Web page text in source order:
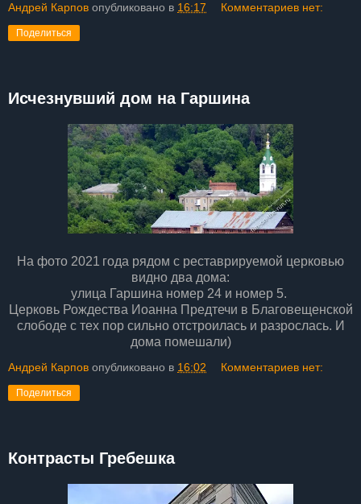
Андрей Карпов опубликовано в 16:17 Комментариев нет:
Поделиться
Исчезнувший дом на Гаршина
На фото 2021 года рядом с реставрируемой церковью
видно два дома:
улица Гаршина номер 24 и номер 5.
Церковь Рождества Иоанна Предтечи в Благовещенской
слободе с тех пор сильно отстроилась и разрослась. И
дома помешали)
Андрей Карпов опубликовано в 16:02 Комментариев нет:
Поделиться
Контрасты Гребешка